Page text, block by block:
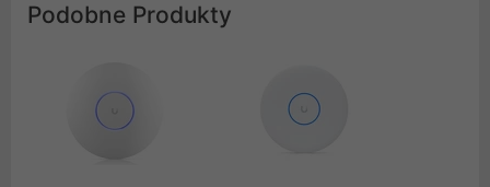
Podobne Produkty